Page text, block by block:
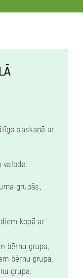
saskaņā ar
valoda.
grupās,
kopā ar
bērnu grupa,
bērnu grupa,
grupa.